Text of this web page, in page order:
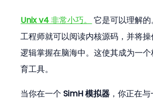
Unix v4 非常小巧。
它是可以理解
工程师就可以阅读内核源码，并将
逻辑掌握在脑海中。这使其成为一
育工具。
当你在一个 SimH 模拟器 ，你正在